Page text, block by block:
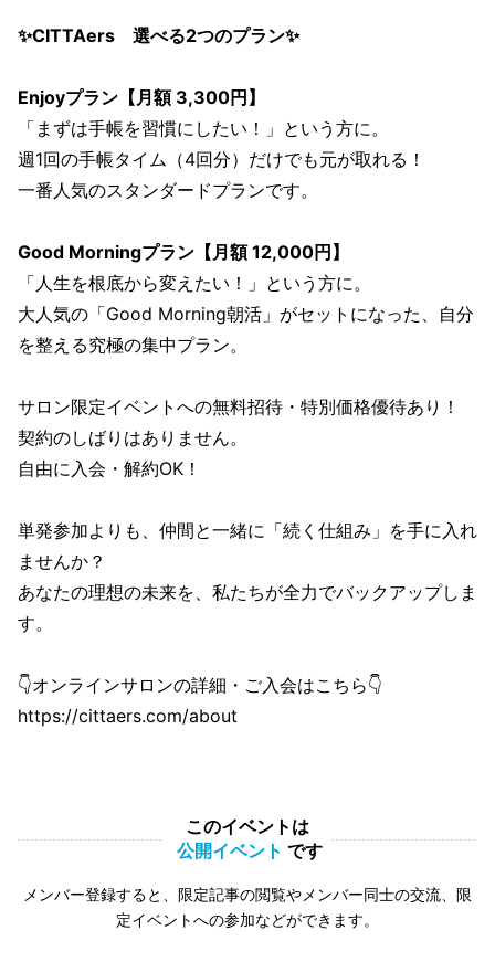
✨CITTAers 選べる2つのプラン✨
Enjoyプラン【月額 3,300円】
「まずは手帳を習慣にしたい！」という方に。
週1回の手帳タイム（4回分）だけでも元が取れる！
一番人気のスタンダードプランです。
Good Morningプラン【月額 12,000円】
「人生を根底から変えたい！」という方に。
大人気の「Good Morning朝活」がセットになった、自分
を整える究極の集中プラン。
サロン限定イベントへの無料招待・特別価格優待あり！
契約のしばりはありません。
自由に入会・解約OK！
単発参加よりも、仲間と一緒に「続く仕組み」を手に入れ
ませんか？
あなたの理想の未来を、私たちが全力でバックアップしま
す。
👇オンラインサロンの詳細・ご入会はこちら👇
https://cittaers.com/about
このイベントは
公開イベント です
メンバー登録すると、限定記事の閲覧やメンバー同士の交流、限
定イベントへの参加などができます。